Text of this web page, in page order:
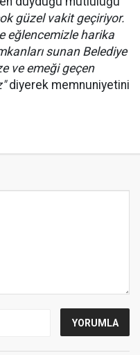
güzel vakit geçiriyor.
eğlencemizle harika
sunan Belediye
ve emeği geçen
diyerek memnuniyetini